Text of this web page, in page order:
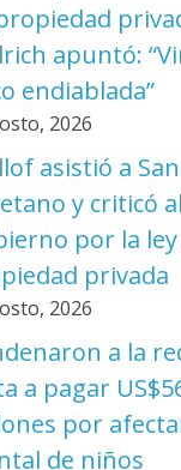
apuntó:
endiablada”
2026
asistió a San
y criticó al
por la ley
privada
2026
a la
a pagar
por
de niños